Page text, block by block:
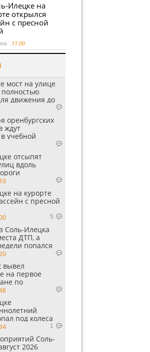
Илецке на
открылся
с пресной
11:00
мост на улице
полностью
движения до
оренбургских
ждут
учебной
отсыпят
вдоль
на курорте
с пресной
5
Соль-Илецка
ДТП, а
попался
вывел
на первое
по
арбузов
под колеса
1
Соль-
2026